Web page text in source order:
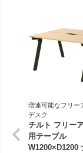
増連可能なフリー
デスク
チルト フリー
用テーブル
W1200×D1200